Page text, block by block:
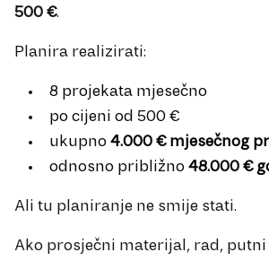
500 €.
Planira realizirati:
8 projekata mjesečno
po cijeni od 500 €
ukupno 4.000 € mjesečnog
odnosno približno 48.000 €
Ali tu planiranje ne smije stati.
Ako prosječni materijal, rad,